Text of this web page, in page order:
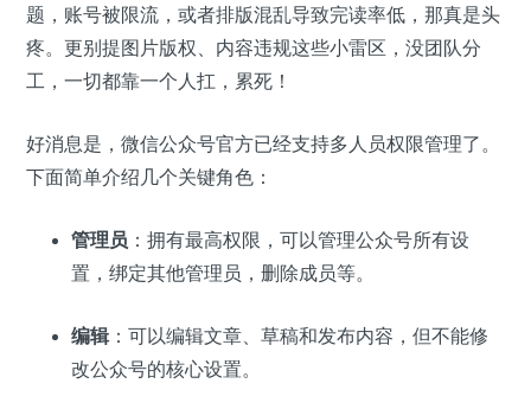
题，账号被限流，或者排版混乱导致完读率低，那真是头
疼。更别提图片版权、内容违规这些小雷区，没团队分
工，一切都靠一个人扛，累死！
好消息是，微信公众号官方已经支持多人员权限管理了。
下面简单介绍几个关键角色：
管理员 ：拥有最高权限，可以管理公众号所有设
置，绑定其他管理员，删除成员等。
编辑：可以编辑文章、草稿和发布内容，但不能修
改公众号的核心设置。